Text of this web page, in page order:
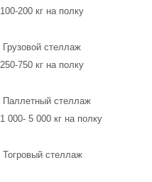
100-200 кг на полку
Грузовой стеллаж
250-750 кг на полку
Паллетный стеллаж
1 000- 5 000 кг на полку
Тогровый стеллаж